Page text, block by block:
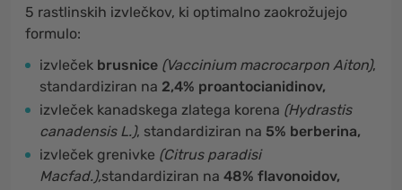
5 rastlinskih izvlečkov, ki optimalno zaokrožujejo
formulo:
izvleček brusnice (Vaccinium macrocarpon Aiton),
standardiziran na 2,4% proantocianidinov,
izvleček kanadskega zlatega korena (Hydrastis
canadensis L.), standardiziran na 5% berberina,
izvleček grenivke (Citrus paradisi
Macfad.),standardiziran na 48% flavonoidov,